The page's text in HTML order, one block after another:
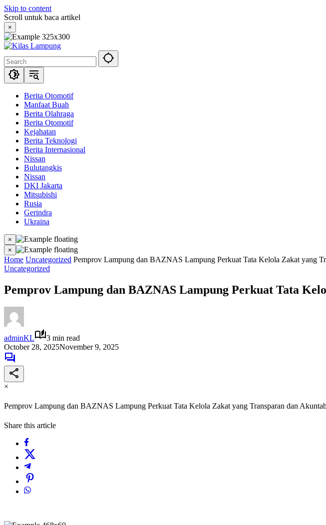
Skip to content
Scroll untuk baca artikel
×
Berita Otomotif
Manfaat Buah
Berita Olahraga
Berita Otomotif
Kejahatan
Berita Teknologi
Berita Internasional
Nissan
Bulutangkis
Nissan
DKI Jakarta
Mitsubishi
Rusia
Gerindra
Ukraina
×
×
Home Uncategorized Pemprov Lampung dan BAZNAS Lampung Perkuat Tata Kelola Zakat yang
Uncategorized
Pemprov Lampung dan BAZNAS Lampung Perkuat Tata
adminKL
3 min read
October 28, 2025November 9, 2025
×
Pemprov Lampung dan BAZNAS Lampung Perkuat Tata Kelola Zakat yang Transparan dan
Share this article